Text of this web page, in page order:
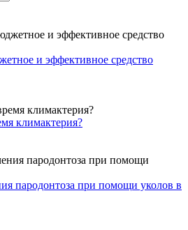
и эффективное средство
климактерия?
пародонтоза при помощи уколов в